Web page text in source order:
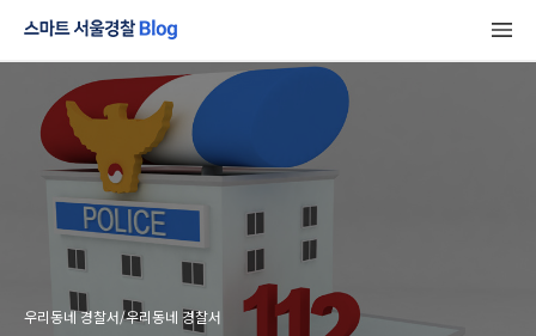
우리동네 경찰서/우리동네 경찰서